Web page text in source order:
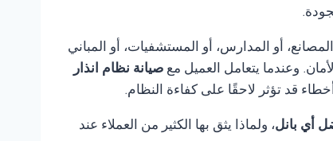
أو المدارس، أو المستشفيات، أو المباني
وعندما يتعامل العميل مع صيانة نظام انذار
قد تؤثر لاحقًا على كفاءة النظام.
أي بانل، ولماذا يثق بها الكثير من العملاء عند